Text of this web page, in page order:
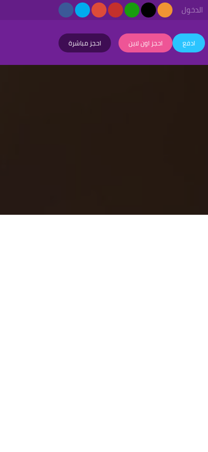
الدخول
احجز مباشرة احجز اون لاين ادفع